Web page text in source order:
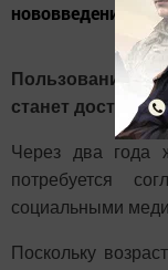
нововведения, не
Пользование
станет доступно
Через два года
потребуется
социальными
Поскольку